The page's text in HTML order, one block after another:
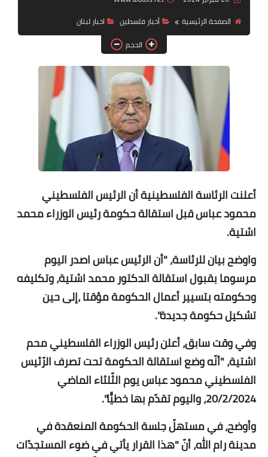
لك سيدتي
الصفحة الرئيسية
أخبار فلسطين
اخبار لبنان
الحجم
أعلنتالرئاسة الفلسطينية أن الرئيس الفلسطيني
محمود عباس قبل استقالة حكومة رئيس الوزراء محمد
اشتية.
واوضح بيان للرئاسة، "أن الرئيس عباس اصدر اليوم
مرسوما بقبول استقالة الدكتور محمد اشتية، وتكليفه
وحكومته بتسيير أعمال الحكومة مؤقتا ،إلى حين
تشكيل حكومة جديدة".
وفي وقت سابق، أعلن رئيس الوزراء ال​فلسطين​ي ​محم
اشتية​، "أنّه وضع استقالة الحكومة تحت تصرف الرّئيس
الفلسطيني ​محمود عباس​ يوم الثّلثاء الماضي
20/2/2024، واليوم تقدّم بها خطيًّا".
وأوضح، في مستهلّ جلسة الحكومة المنعقدة في
مدينة ​رام الله​، أنّ "هذا القرار يأتي في ضوء المستجدّات